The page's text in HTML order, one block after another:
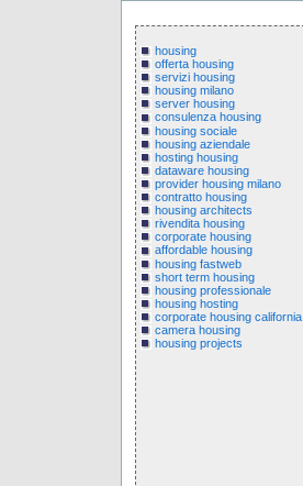
housing
offerta housing
servizi housing
housing milano
server housing
consulenza housing
housing sociale
housing aziendale
hosting housing
dataware housing
provider housing milano
contratto housing
housing architects
rivendita housing
corporate housing
affordable housing
housing fastweb
short term housing
housing professionale
housing hosting
corporate housing california
camera housing
housing projects